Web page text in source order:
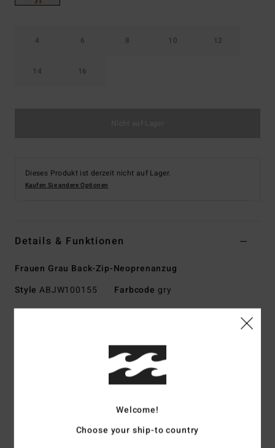
4 6 8 10 12
14 16
Dieses Produkt ist derzeit nicht auf Lager.
Kaufen Sie andere Optionen
Details & Funktionen
Frauen Grau Back-Zip-Neoprenanzug
Style ABJW100155 Farbcode gry
AußenStoff aus strapazierfähigem Superflex-
Neopren-Nylon-Mischgewebe
InnenStoff aus Silikon-Stretch
zusammen eine hervorragende Wärmespeicherung und
Welcome!
Choose your ship-to country